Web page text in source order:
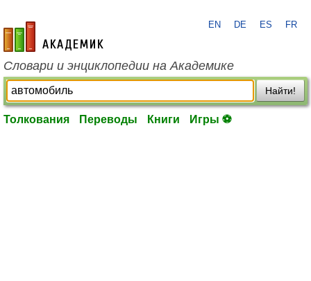
academic.ru
EN DE ES FR
Словари и энциклопедии на Академике
Найти!
Толкования Переводы Книги Игры ⚽